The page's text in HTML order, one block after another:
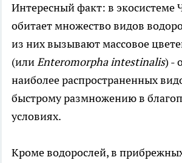
Интересный факт: в экосистеме
обитает множество видов
из них вызывают массовое
(илиEnteromorpha intestinalis) -
наиболее распространенных
быстрому размножению в
условиях.
Кроме водорослей, в